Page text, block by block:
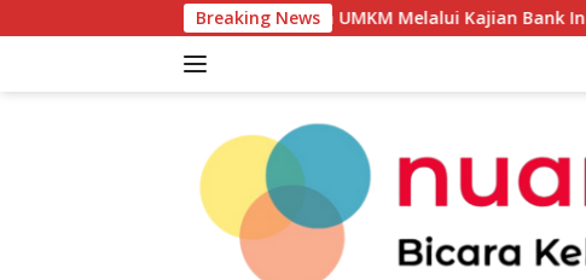
ke
Breaking News
Produk Unggulan UMKM Melalui Kajian Bank Indonesia